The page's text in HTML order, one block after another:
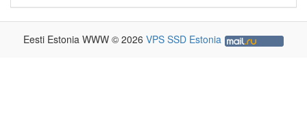
Eesti Estonia WWW © 2026 VPS SSD Estonia